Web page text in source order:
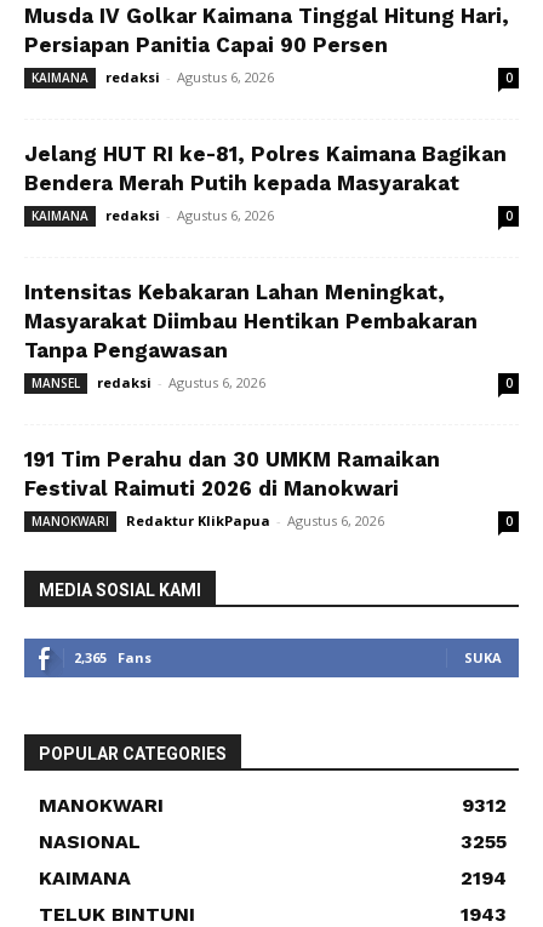
Musda IV Golkar Kaimana Tinggal Hitung Hari,
Persiapan Panitia Capai 90 Persen
KAIMANA redaksi - Agustus 6, 2026 0
Jelang HUT RI ke-81, Polres Kaimana Bagikan
Bendera Merah Putih kepada Masyarakat
KAIMANA redaksi - Agustus 6, 2026 0
Intensitas Kebakaran Lahan Meningkat,
Masyarakat Diimbau Hentikan Pembakaran
Tanpa Pengawasan
MANSEL redaksi - Agustus 6, 2026 0
191 Tim Perahu dan 30 UMKM Ramaikan
Festival Raimuti 2026 di Manokwari
MANOKWARI Redaktur KlikPapua - Agustus 6, 2026 0
MEDIA SOSIAL KAMI
2,365 Fans SUKA
POPULAR CATEGORIES
MANOKWARI
9312
NASIONAL
3255
KAIMANA
2194
TELUK BINTUNI
1943